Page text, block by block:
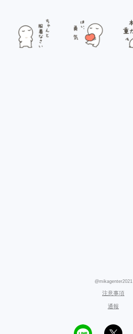
@mikagenter2021
注意事項
通報